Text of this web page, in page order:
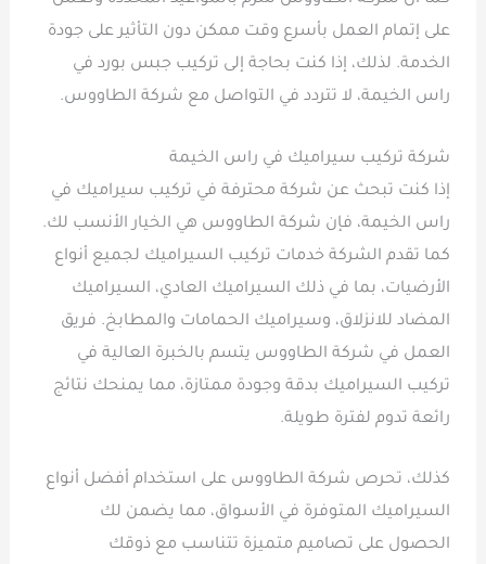
على إتمام العمل بأسرع وقت ممكن دون التأثير على جودة
الخدمة. لذلك، إذا كنت بحاجة إلى تركيب جبس بورد في
راس الخيمة، لا تتردد في التواصل مع شركة الطاووس.
شركة تركيب سيراميك في راس الخيمة
إذا كنت تبحث عن شركة محترفة في تركيب سيراميك في
راس الخيمة، فإن شركة الطاووس هي الخيار الأنسب لك.
كما تقدم الشركة خدمات تركيب السيراميك لجميع أنواع
الأرضيات، بما في ذلك السيراميك العادي، السيراميك
المضاد للانزلاق، وسيراميك الحمامات والمطابخ. فريق
العمل في شركة الطاووس يتسم بالخبرة العالية في
تركيب السيراميك بدقة وجودة ممتازة، مما يمنحك نتائج
رائعة تدوم لفترة طويلة.
كذلك، تحرص شركة الطاووس على استخدام أفضل أنواع
السيراميك المتوفرة في الأسواق، مما يضمن لك
الحصول على تصاميم متميزة تتناسب مع ذوقك